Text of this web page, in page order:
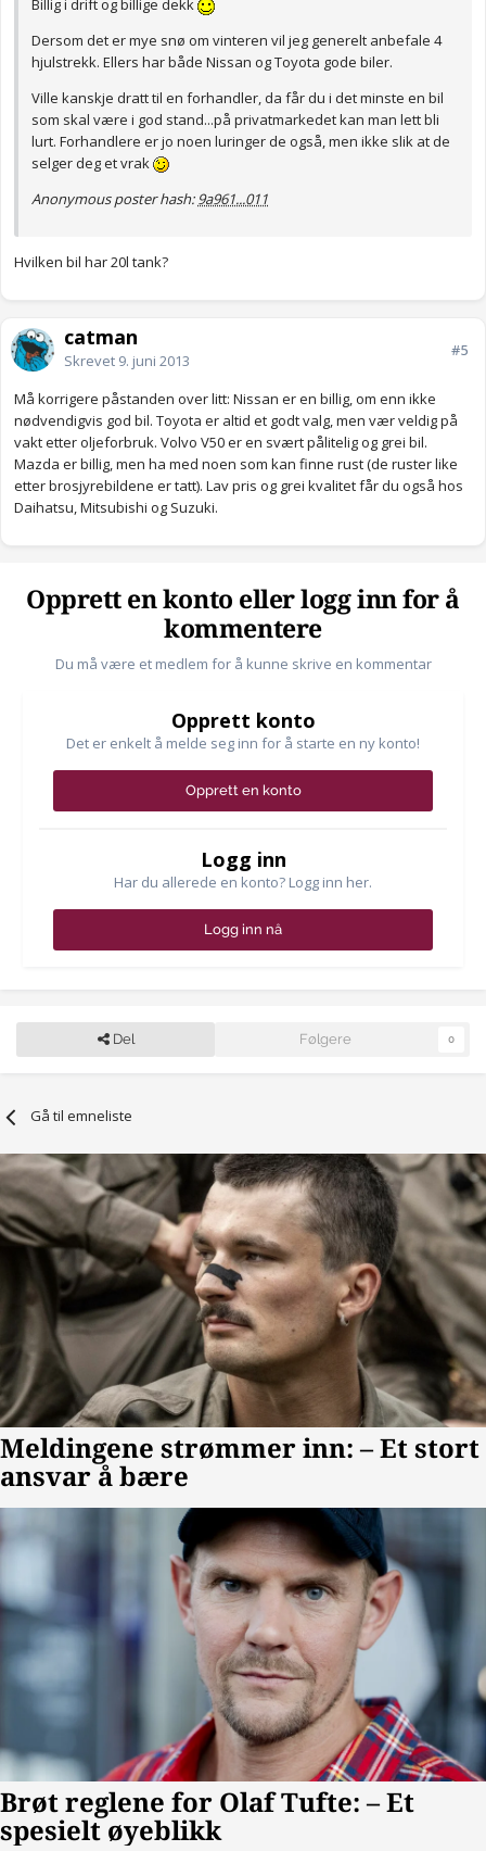
Billig i drift og billige dekk
Dersom det er mye snø om vinteren vil jeg generelt anbefale 4
hjulstrekk. Ellers har både Nissan og Toyota gode biler.
Ville kanskje dratt til en forhandler, da får du i det minste en bil
som skal være i god stand...på privatmarkedet kan man lett bli
lurt. Forhandlere er jo noen luringer de også, men ikke slik at de
selger deg et vrak
Anonymous poster hash:9a961...011
Hvilken bil har 20l tank?
catman
Skrevet 9. juni 2013
#5
Må korrigere påstanden over litt: Nissan er en billig, om enn ikke
nødvendigvis god bil. Toyota er altid et godt valg, men vær veldig på
vakt etter oljeforbruk. Volvo V50 er en svært pålitelig og grei bil.
Mazda er billig, men ha med noen som kan finne rust (de ruster like
etter brosjyrebildene er tatt). Lav pris og grei kvalitet får du også hos
Daihatsu, Mitsubishi og Suzuki.
Opprett en konto eller logg inn for å
kommentere
Du må være et medlem for å kunne skrive en kommentar
Opprett konto
Det er enkelt å melde seg inn for å starte en ny konto!
Opprett en konto
Logg inn
Har du allerede en konto? Logg inn her.
Logg inn nå
Del Følgere 0
Gå til emneliste